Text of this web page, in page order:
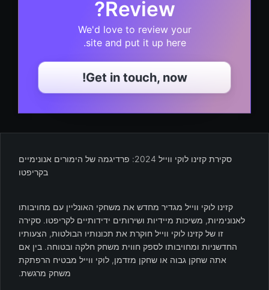
Review?
We'd love to review your
site and put it up here.
Get in touch, now!
סקירת קזינו לוקי ווייל 2024: פרדיגמה של הימורים אנונימיים
בקריפטו
קזינו לוקי ווייל מגדיר מחדש את משחקי האונליין עם מחויבותו
לאנונימיות, משיכות מיידיות ושירותים ידידותיים לקריפטו. סקירה
זו של קזינו לוקי ווייל חוקרת את תכונותיו הבולטות, הצעותיו
החדשניות ומחויבותו לספק חווית משחק חלקה ובטוחה. בין אם
אתה שחקן גבוה או שחקן מזדמן, לוקי ווייל מבטיח הרפתקת
משחק מרגשת.